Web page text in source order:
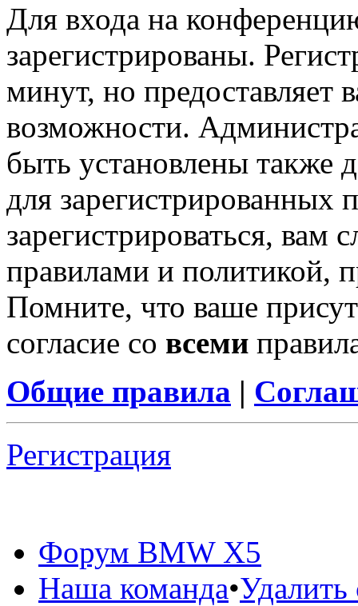
Для входа на
зарегистрированы.
минут, но предоставляет
возможности.
быть установлены также
для зарегистрированных
зарегистрироваться, вам
правилами и политикой,
Помните, что ваше
согласие со всеми
Общие правила |
Регистрация
Форум BMW X5
Наша команда•